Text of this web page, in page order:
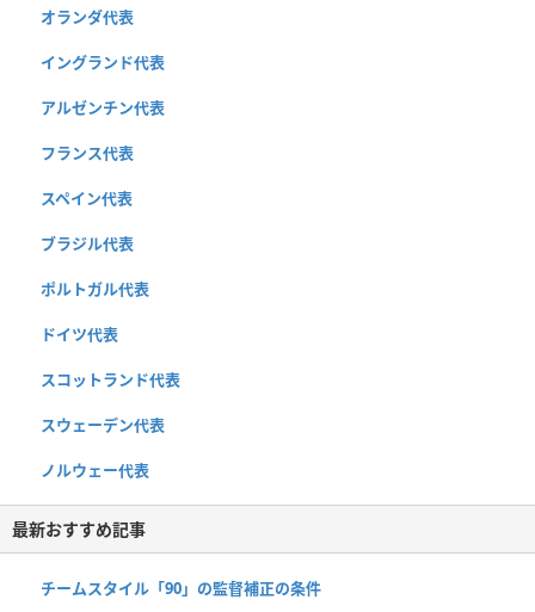
オランダ代表
イングランド代表
アルゼンチン代表
フランス代表
スペイン代表
ブラジル代表
ポルトガル代表
ドイツ代表
スコットランド代表
スウェーデン代表
ノルウェー代表
最新おすすめ記事
チームスタイル「90」の監督補正の条件